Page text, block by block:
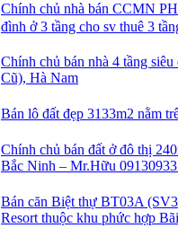
Chính chủ nhà bán CCMN
đình ở 3 tầng cho sv thuê 3
Chính chủ bán nhà 4 tầng
Cũ), Hà Nam
Bán lô đất đẹp 3133m2 nằm
Chính chủ bán đất ở đô thị
Bắc Ninh – Mr.Hữu
Bán căn Biệt thự BT03A
Resort thuộc khu phức hợp